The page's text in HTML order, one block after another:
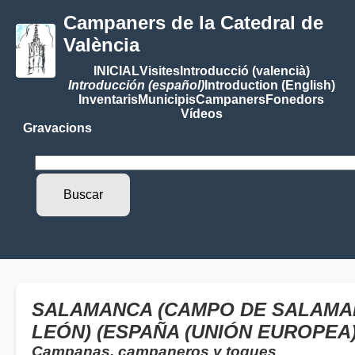
Campaners de la Catedral de
València
INICIALVisitesIntroducció (valencià)
Introducción (español)Introduction (English)
InventarisMunicipisCampanersFonedors
Vídeos
Gravacions
SALAMANCA (CAMPO DE
LEÓN) (ESPAÑA (UNIÓN
Campanas, campaneros y toques